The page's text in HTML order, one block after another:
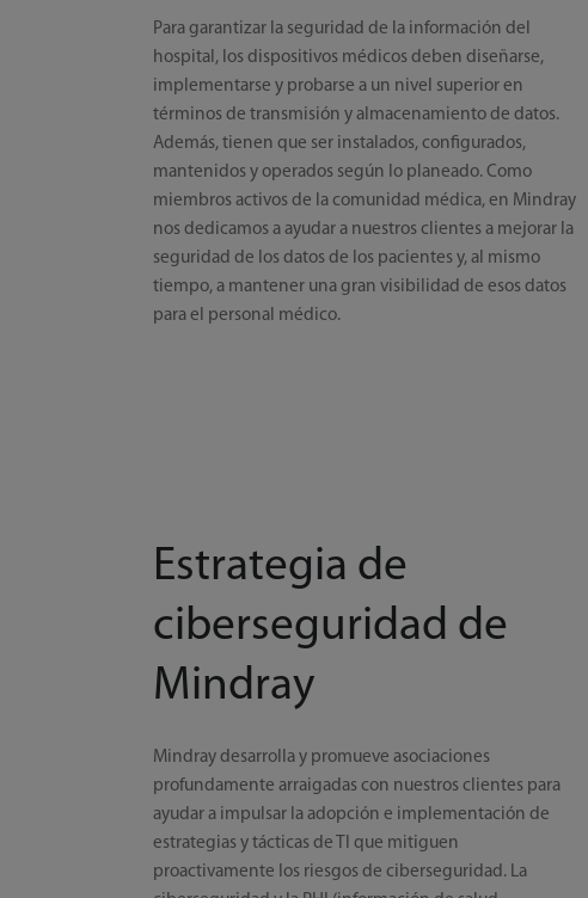
Para garantizar la seguridad de la información del
hospital, los dispositivos médicos deben diseñarse,
implementarse y probarse a un nivel superior en
términos de transmisión y almacenamiento de datos.
Además, tienen que ser instalados, configurados,
mantenidos y operados según lo planeado. Como
miembros activos de la comunidad médica, en Mindray
nos dedicamos a ayudar a nuestros clientes a mejorar la
seguridad de los datos de los pacientes y, al mismo
tiempo, a mantener una gran visibilidad de esos datos
para el personal médico.
Estrategia de
ciberseguridad de
Mindray
Mindray desarrolla y promueve asociaciones
profundamente arraigadas con nuestros clientes para
ayudar a impulsar la adopción e implementación de
estrategias y tácticas de TI que mitiguen
proactivamente los riesgos de ciberseguridad. La